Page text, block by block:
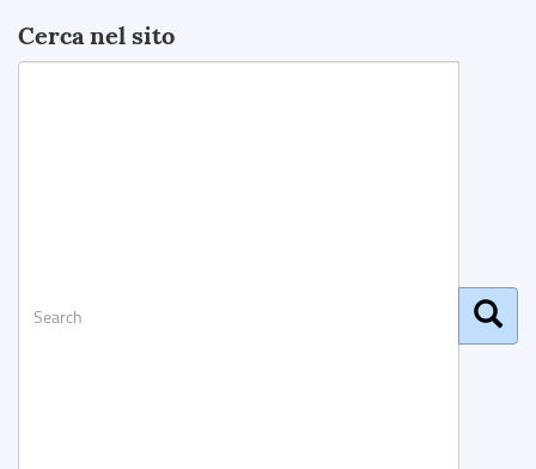
Cerca nel sito